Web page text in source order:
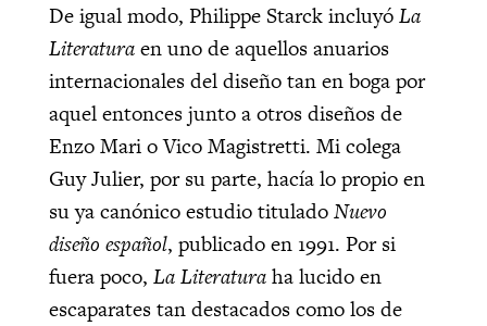
De igual modo, Philippe Starck incluyóLa
Literaturaen uno de aquellos anuarios
internacionales del diseño tan en boga por
aquel entonces junto a otros diseños de
Enzo Mari o Vico Magistretti. Mi colega
Guy Julier, por su parte, hacía lo propio en
su ya canónico estudio tituladoNuevo
diseño español, publicado en 1991. Por si
fuera poco, La Literaturaha lucido en
escaparates tan destacados como los de